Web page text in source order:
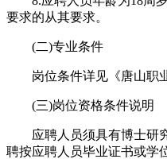
要求的从其要求。
(二)专业条件
岗位条件详见《唐山职业
(三)岗位资格条件说明
应聘人员须具有博士研究
聘按应聘人员毕业证书或学